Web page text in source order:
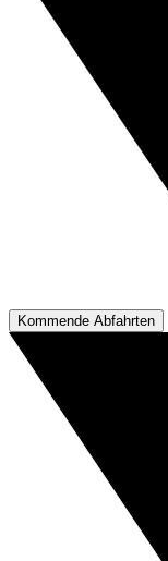
Kommende Abfahrten